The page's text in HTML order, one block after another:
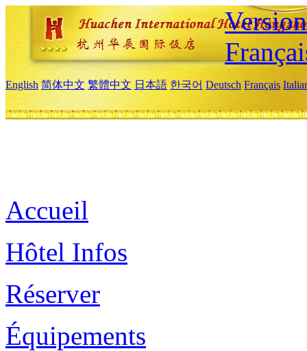
English 简体中文 繁體中文 日本語 한국어 Deutsch Français
Accueil
Hôtel Infos
Réserver
Équipements